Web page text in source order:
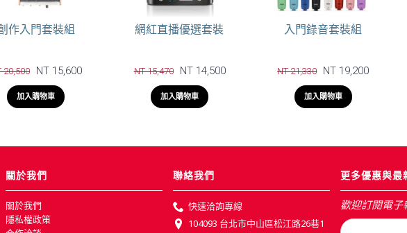
作入門套裝組
20,500 NT 15,600
加入購物車
網紅直播優選套裝
NT 15,470 NT 14,500
加入購物車
入門錄音套裝組
NT 21,330 NT 19,200
加入購物車
關於我們
關於我們
隱私權政策
聯絡我們
快速洽詢專線
104093 台北市中山區松江路26巷1
更多優惠與最
歡迎訂閱電子